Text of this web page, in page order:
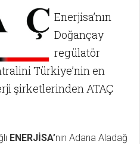
Enerjisa’nın
Doğançay
regülatör
Türkiye’nin en
şirketlerinden ATAÇ
ENERJİSA’nın Adana Aladağ